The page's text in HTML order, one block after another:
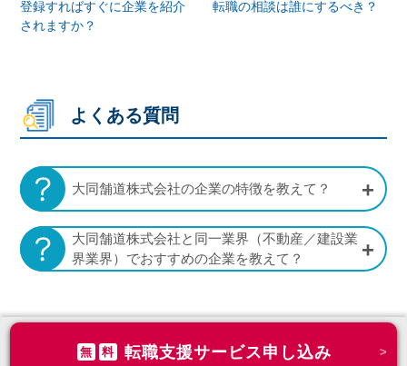
登録すればすぐに企業を紹介
されますか？
転職の相談は誰にするべき？
よくある質問
大同舗道株式会社の企業の特徴を教えて？
大同舗道株式会社と同一業界（不動産／建設業
界業界）でおすすめの企業を教えて？
無 料 転職支援サービス申し込み